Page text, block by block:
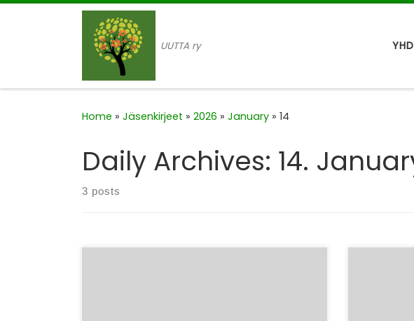
UUTTA ry
Home » Jäsenkirjeet » 2026 » January » 14
Daily Archives: 14.
3 posts